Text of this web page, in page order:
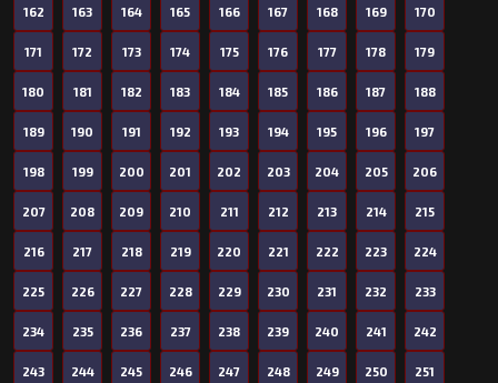
162 163 164 165 166 167 168 169 170
171 172 173 174 175 176 177 178 179
180 181 182 183 184 185 186 187 188
189 190 191 192 193 194 195 196 197
198 199 200 201 202 203 204 205 206
207 208 209 210 211 212 213 214 215
216 217 218 219 220 221 222 223 224
225 226 227 228 229 230 231 232 233
234 235 236 237 238 239 240 241 242
243 244 245 246 247 248 249 250 251